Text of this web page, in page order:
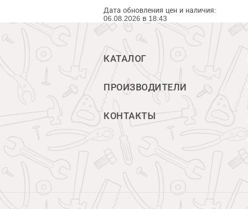
Дата обновления цен и наличия:
06.08.2026 в 18:43
КАТАЛОГ
ПРОИЗВОДИТЕЛИ
КОНТАКТЫ